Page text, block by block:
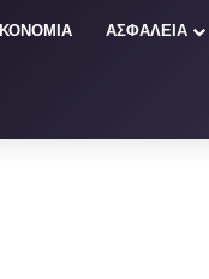
ΑΣΦΑΛΕΙΑ